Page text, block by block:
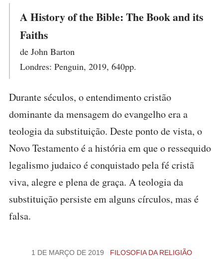
A History of the Bible: The Book and its
Faiths
de John Barton
Londres: Penguin, 2019, 640pp.
Durante séculos, o entendimento cristão
dominante da mensagem do evangelho era a
teologia da substituição. Deste ponto de vista, o
Novo Testamento é a história em que o ressequido
legalismo judaico é conquistado pela fé cristã
viva, alegre e plena de graça. A teologia da
substituição persiste em alguns círculos, mas é
falsa.
1 DE MARÇO DE 2019 FILOSOFIA DA RELIGIÃO